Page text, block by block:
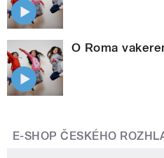
O Roma
E-SHOP ČESKÉHO